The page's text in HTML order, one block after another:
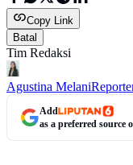
Copy Link
Batal
Tim Redaksi
Agustina Melani
Add
as a preferred source